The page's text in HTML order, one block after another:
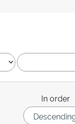
In order